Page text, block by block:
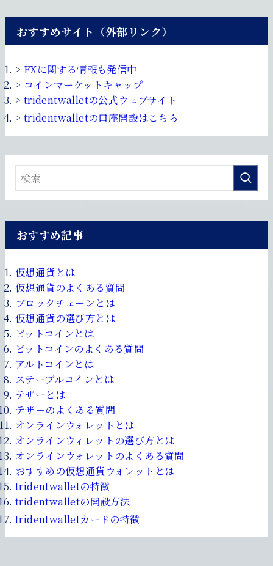
おすすめサイト（外部リンク）
> FXに関する情報も発信中
> コインマーケットキャップ
> tridentwalletの公式ウェブサイト
> tridentwalletの口座開設はこちら
おすすめ記事
仮想通貨とは
仮想通貨のよくある質問
ブロックチェーンとは
仮想通貨の選び方とは
ビットコインとは
ビットコインのよくある質問
アルトコインとは
ステーブルコインとは
テザーとは
テザーのよくある質問
オンラインウォレットとは
オンラインウィレットの選び方とは
オンラインウォレットのよくある質問
おすすめの仮想通貨ウォレットとは
tridentwalletの特徴
tridentwalletの開設方法
tridentwalletカードの特徴